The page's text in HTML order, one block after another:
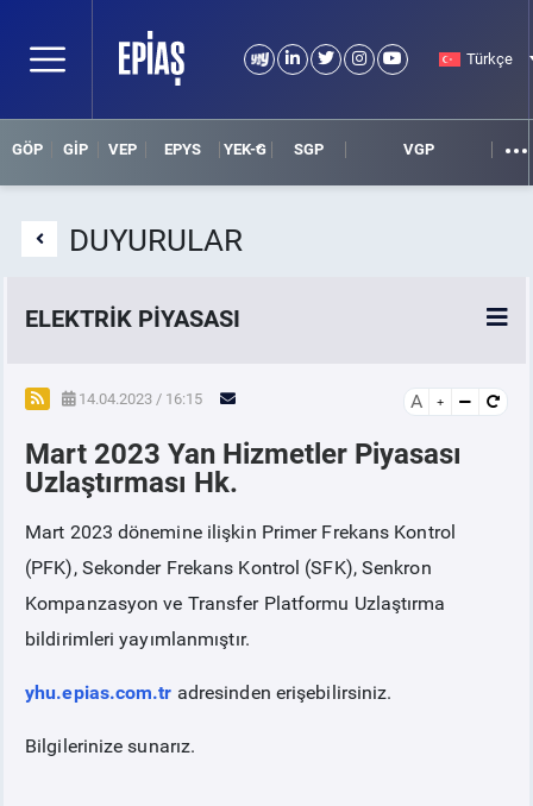
Türkçe
GÖP GİP VEP EPYS YEK-G SGP VGP
DUYURULAR
ELEKTRİK PİYASASI
SPOT ELEKTRİK PİYASALARI
ÖRNEK FİNANS BELGELERİ
VADELİ ELEKTRİK PİYASASI
PİYASAKAYITSÜRECİ
MALİ UZLAŞTIRMA
14.04.2023 / 16:15 A
Mart 2023 Yan Hizmetler Piyasası
Uzlaştırması Hk.
Mart 2023 dönemine ilişkin Primer Frekans Kontrol
(PFK), Sekonder Frekans Kontrol (SFK), Senkron
Kompanzasyon ve Transfer Platformu Uzlaştırma
bildirimleri yayımlanmıştır.
yhu.epias.com.tr adresinden erişebilirsiniz.
Bilgilerinize sunarız.